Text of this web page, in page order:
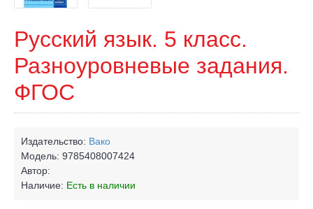
Русский язык. 5 класс.
Разноуровневые задания.
ФГОС
Издательство: Вако
Модель: 9785408007424
Автор:
Наличие: Есть в наличии